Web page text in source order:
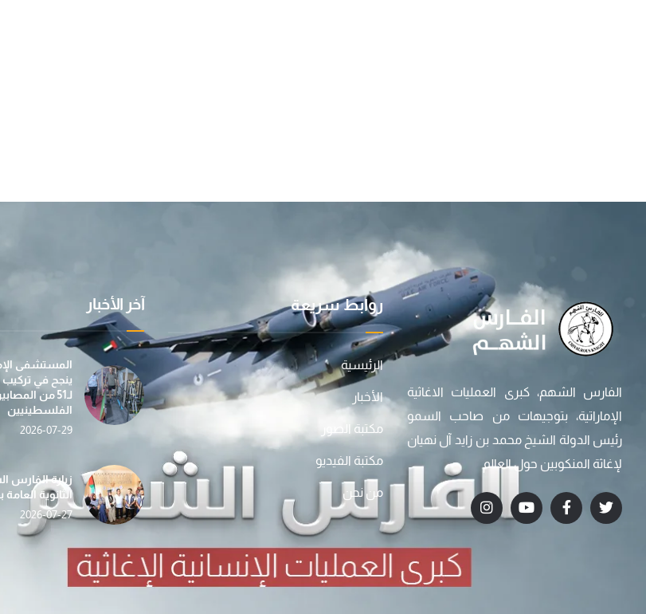
الفارس الشهم، كبرى العمليات الاغاثية
الإماراتية، بتوجيهات من صاحب السمو
رئيس الدولة الشيخ محمد بن زايد آل نهيان
لإغاثة المنكوبين حول العالم
روابط سريعة
الرئيسية
الأخبار
مكتبة الصور
مكتبة الفيديو
من نحن
آخر الأخبار
المستشفى
ينجح في
لـ51 من
الفلسطينيين
2026-07-29
الثانوية العامة
2026-07-27
بمساهمة من مؤسسة صقر بن محمد
عملية "الفارس الشهم 3" تسيّر إلى غزة
في
ضمن مبادرة “دفء
حصاد الأسبوع (112) … أنشطة